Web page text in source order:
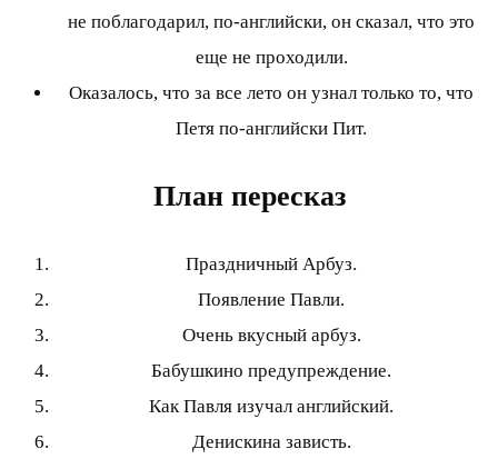
не поблагодарил, по-английски, он сказал, что это
еще не проходили.
Оказалось, что за все лето он узнал только то, что
Петя по-английски Пит.
План пересказ
Праздничный Арбуз.
Появление Павли.
Очень вкусный арбуз.
Бабушкино предупреждение.
Как Павля изучал английский.
Денискина зависть.